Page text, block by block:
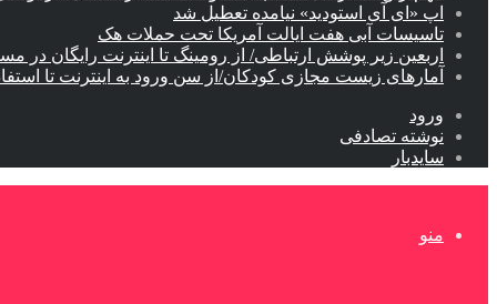
اپ «ای آی استودید» نیامده تعطیل شد
تاسیسات آبی هفت ایالت آمریکا تحت حملات هک
اربعین زیر پوشش ارتباطی/ از رومینگ تا اینترنت رایگان در
آمارهای زیست مجازی کودکان/از سن ورود به اینترنت تا
ورود
نوشته تصادفی
سایدبار
منو